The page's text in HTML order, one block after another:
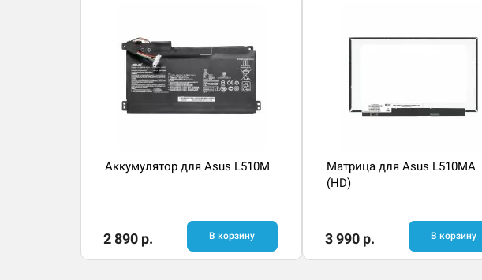
Аккумулятор для Asus L510M
2 890 р. В корзину
Матрица для Asus L510MA
(HD)
3 990 р. В корзину